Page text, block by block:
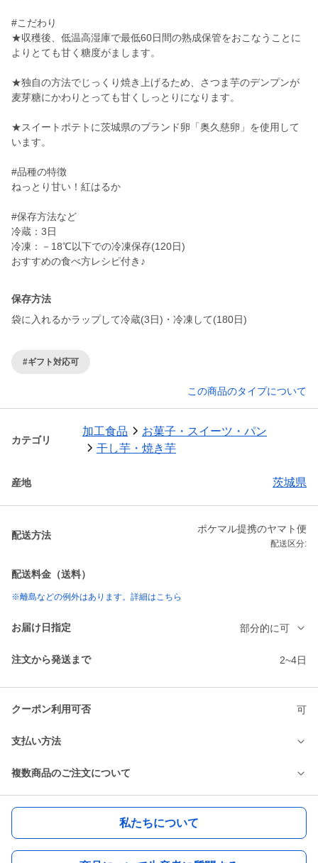
#こだわり
★収穫後、低温高湿庫で最低60日間の熟成保管をおこなうことに
よりとても甘く糖度がまします。
★独自の方法でじっくり焼き上げるため、さつま芋のデンプンが
麦芽糖にかわりとっても甘くしっとりになります。
★スイートポテトに茨城県のブランド卵「奥久慈卵」を使用して
います。
#品種の特徴
ねっとり甘い！紅はるか
#保存方法など
冷蔵：3日
冷凍：－18℃以下での冷凍保存(120日)
おすすめの食べ方レシピ付き♪
保存方法
袋に入れるかラップして冷蔵(3日)・冷凍して(180日)
#ギフト対応可
この商品のタイプについて
カテゴリ
加工食品
お菓子・スイーツ・パン
干し芋・焼き芋
産地 茨城県
配送方法
ポケマル提携のヤマト便
配送区分:
配送料金（送料）
※離島などの例外はあります。詳細はこちら
お届け日指定 部分的に可
注文から発送まで 2~4日
クーポン利用可否 可
支払い方法
複数商品のご注文について
私たちについて